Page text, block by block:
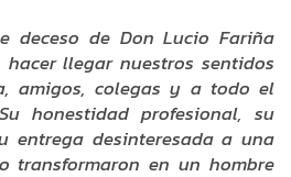
deceso de Don Lucio Fariña
hacer llegar nuestros sentidos
amigos, colegas y a todo el
honestidad profesional, su
entrega desinteresada a una
transformaron en un hombre